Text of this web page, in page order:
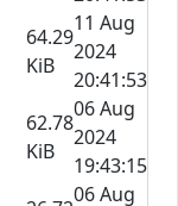
64.29
KiB
11 Aug
2024
20:41:53
62.78
KiB
06 Aug
2024
19:43:15
06 Aug